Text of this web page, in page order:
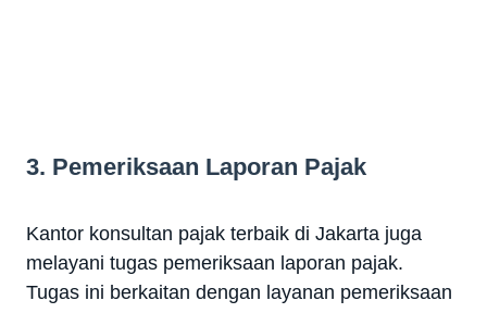
3. Pemeriksaan Laporan Pajak
Kantor konsultan pajak terbaik di Jakarta juga
melayani tugas pemeriksaan laporan pajak.
Tugas ini berkaitan dengan layanan pemeriksaan